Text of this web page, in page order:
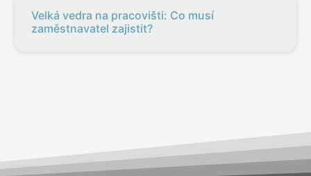
Velká vedra na pracovišti: Co musí
zaměstnavatel zajistit?